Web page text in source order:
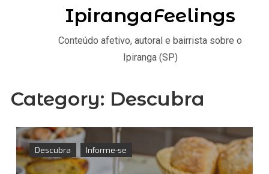
Category: Descubra
Descubra Informe-se
IpirangaFeelings
Conteúdo afetivo, autoral e bairrista sobre o
Ipiranga (SP)